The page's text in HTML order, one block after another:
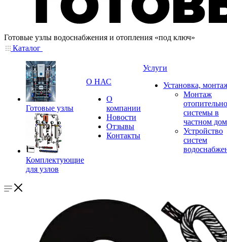
Готовые узлы водоснабжения и отопления «под ключ»
Каталог
Готовые узлы
Комплектующие
для узлов
О НАС
О
компании
Новости
Отзывы
Контакты
Услуги
Установка,
Монтаж
системы в
частном
Устройство
систем